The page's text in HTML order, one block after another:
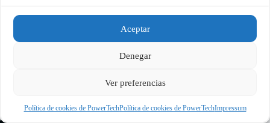
Aceptar
Denegar
Ver preferencias
Política de cookies de PowerTechPolítica de cookies de PowerTechImpressum
completa de tarjetas gráficas 2026
Entradas relacionadas